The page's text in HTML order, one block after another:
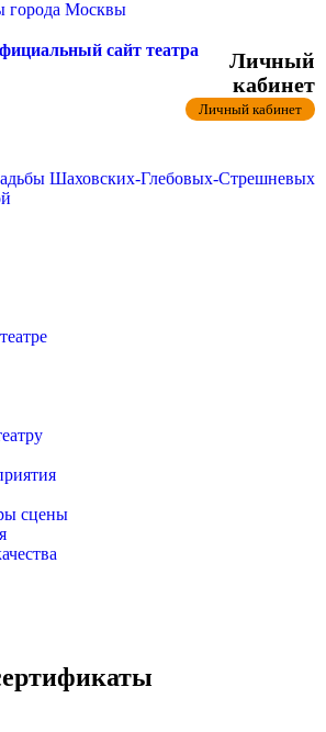
города Москвы
сайт театра
Шаховских-Глебовых-Стрешневых
сцены
Личный
кабинет
Личный кабинет